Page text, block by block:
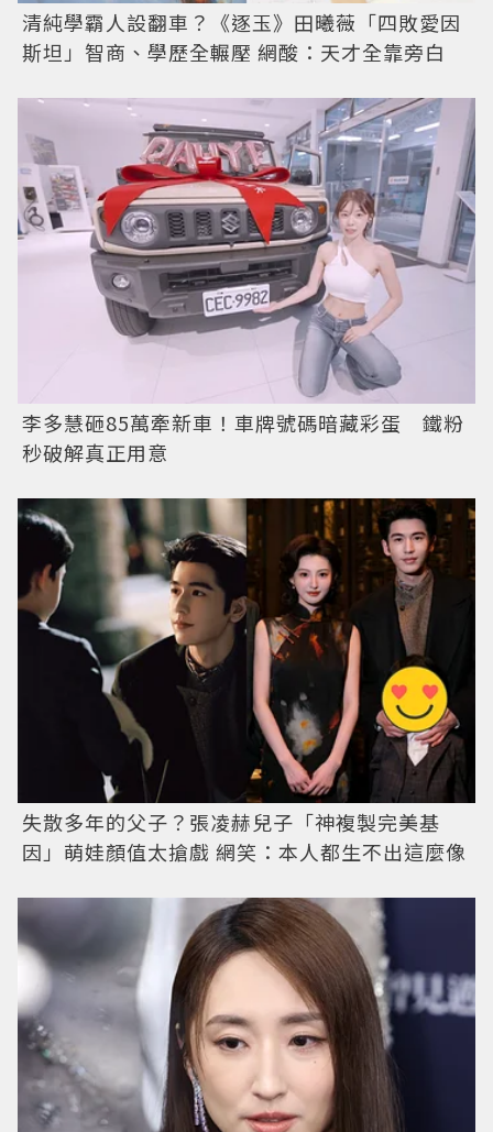
清純學霸人設翻車？《逐玉》田曦薇「四敗愛因
斯坦」智商、學歷全輾壓 網酸：天才全靠旁白
李多慧砸85萬牽新車！車牌號碼暗藏彩蛋 鐵粉
秒破解真正用意
失散多年的父子？張凌赫兒子「神複製完美基
因」萌娃顏值太搶戲 網笑：本人都生不出這麼像